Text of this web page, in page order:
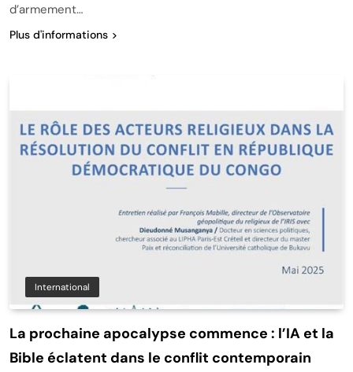
d’armement…
Plus d'informations
International
La prochaine apocalypse commence : l’IA et la
Bible éclatent dans le conflit contemporain